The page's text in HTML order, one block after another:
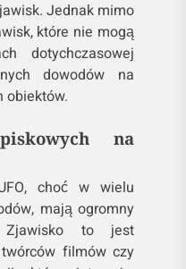
Jednak mimo
które nie mogą
dotychczasowej
dowodów na
obiektów.
na
choć w wielu
mają ogromny
Zjawisko to jest
filmów czy